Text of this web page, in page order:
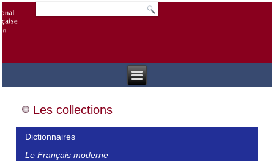
Les collections
Dictionnaires
Le Français moderne